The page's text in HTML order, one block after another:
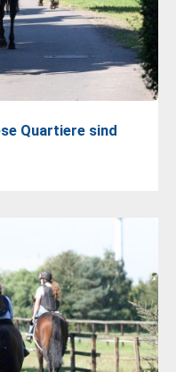
Quartiere sind